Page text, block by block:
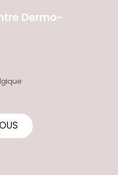
Dermo-